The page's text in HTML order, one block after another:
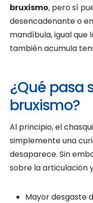
bruxismo, pero sí
desencadenante o
mandíbula, igual que
también acumula
¿Qué pasa
bruxismo?
Al principio, el
simplemente una
desaparece. Sin
sobre la articulación
Mayor desgaste